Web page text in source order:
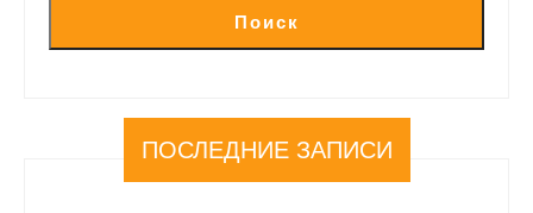
Поиск
ПОСЛЕДНИЕ ЗАПИСИ